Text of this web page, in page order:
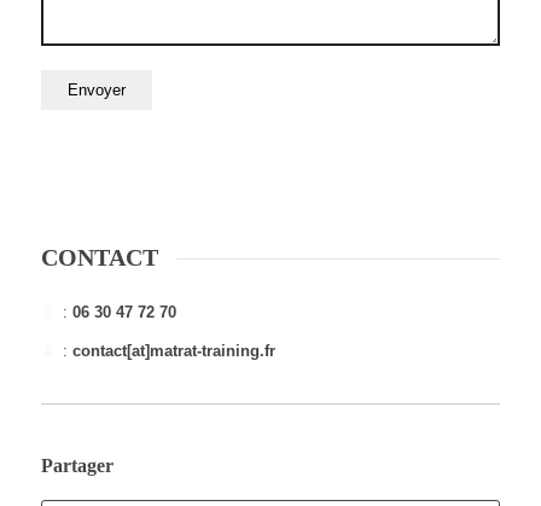
CONTACT
:06 30 47 72 70
:contact[at]matrat-training.fr
Partager